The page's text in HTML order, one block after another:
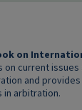
on
on current
and
arbitration.